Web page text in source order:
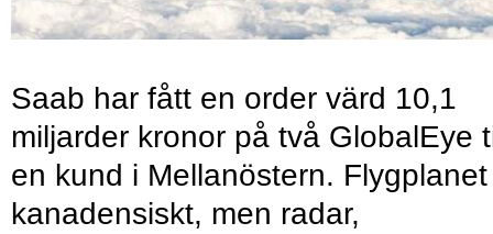
Saab har fått en order värd 10,1
miljarder kronor på två GlobalEye
en kund i Mellanöstern.
kanadensiskt, men radar,